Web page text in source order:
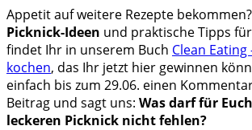
Appetit auf weitere Rezepte
Picknick-Ideen und praktische Tipps
findet Ihr in unserem Buch Clean
kochen, das Ihr jetzt hier gewinnen
einfach bis zum 29.06. einen
Beitrag und sagt uns: Was darf für
leckeren Picknick nicht fehlen?